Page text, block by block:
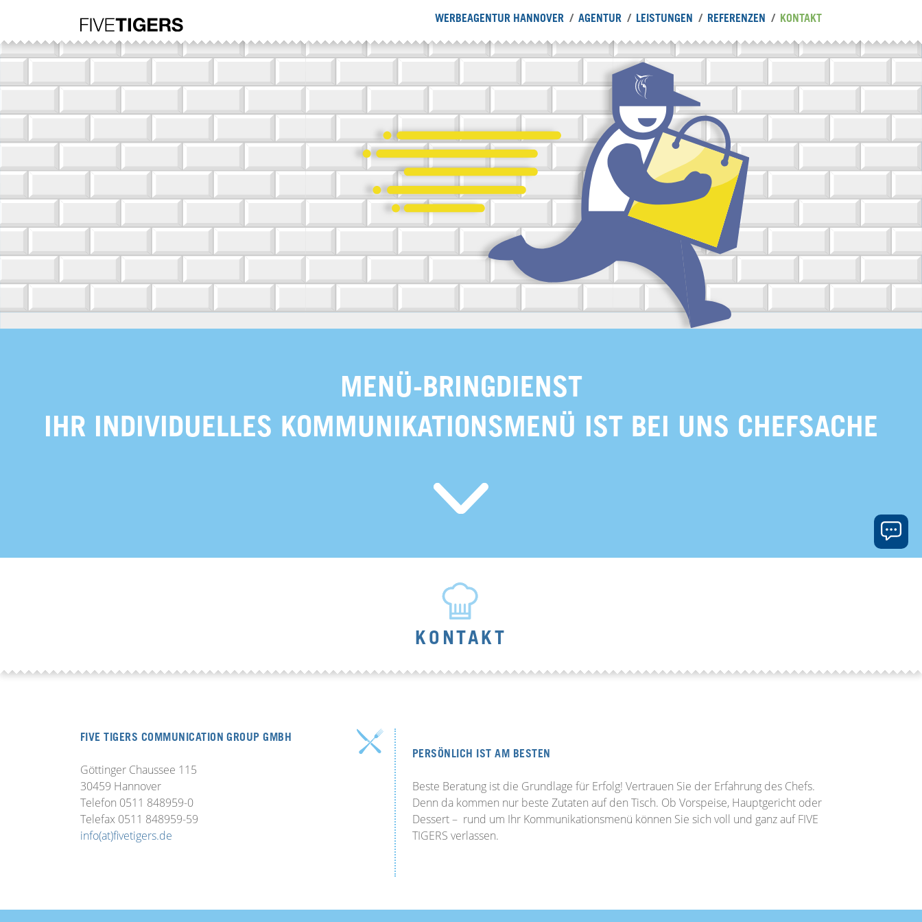
WERBEAGENTUR HANNOVER AGENTUR LEISTUNGEN REFERENZEN KONTAKT
MENÜ-BRINGDIENST
IHR INDIVIDUELLES KOMMUNIKATIONS­MENÜ IST BEI UNS CHEFSACHE
KONTAKT
FIVE TIGERS COMMUNICATION GROUP GMBH
Göttinger Chaussee 115
30459 Hannover
Telefon 0511 848959-0
Telefax 0511 848959-59
info(at)fivetigers.de
PERSÖNLICH IST AM BESTEN
Beste Beratung ist die Grundlage für Erfolg! Vertrauen Sie der Erfahrung des Chefs.
Denn da kommen nur beste Zutaten auf den Tisch. Ob Vorspeise, Hauptgericht oder
Dessert – rund um Ihr Kommunikationsmenü können Sie sich voll und ganz auf FIVE
TIGERS verlassen.